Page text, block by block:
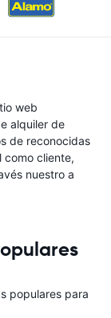
web
alquiler de
de reconocidas
como cliente,
nuestro a
populares para